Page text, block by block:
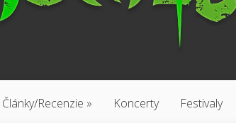
Články/Recenzie » Koncerty Festivaly